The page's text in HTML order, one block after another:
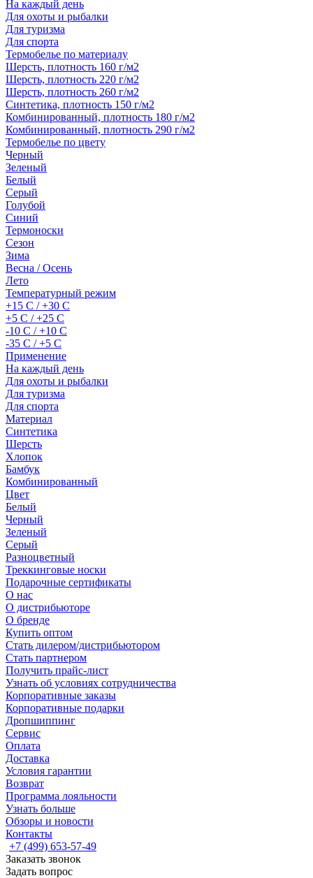
На каждый день
Для охоты и рыбалки
Для туризма
Для спорта
Термобелье по материалу
Шерсть, плотность 160 г/м2
Шерсть, плотность 220 г/м2
Шерсть, плотность 260 г/м2
Синтетика, плотность 150 г/м2
Комбинированный, плотность 180 г/м2
Комбинированный, плотность 290 г/м2
Термобелье по цвету
Черный
Зеленый
Белый
Серый
Голубой
Синий
Термоноски
Сезон
Зима
Весна / Осень
Лето
Температурный режим
+15 С / +30 С
+5 С / +25 С
-10 С / +10 С
-35 С / +5 С
Применение
На каждый день
Для охоты и рыбалки
Для туризма
Для спорта
Материал
Синтетика
Шерсть
Хлопок
Бамбук
Комбинированный
Цвет
Белый
Черный
Зеленый
Серый
Разноцветный
Треккинговые носки
Подарочные сертификаты
О нас
О дистрибьюторе
О бренде
Купить оптом
Стать дилером/дистрибьютором
Стать партнером
Получить прайс-лист
Узнать об условиях сотрудничества
Корпоративные заказы
Корпоративные подарки
Дропшиппинг
Сервис
Оплата
Доставка
Условия гарантии
Возврат
Программа лояльности
Узнать больше
Обзоры и новости
Контакты
+7 (499) 653-57-49
Заказать звонок
Задать вопрос